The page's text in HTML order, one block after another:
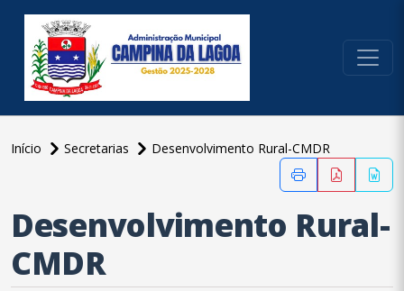
Início Secretarias
Desenvolvimento Rural-CMDR
Desenvolvimento Rural-
CMDR